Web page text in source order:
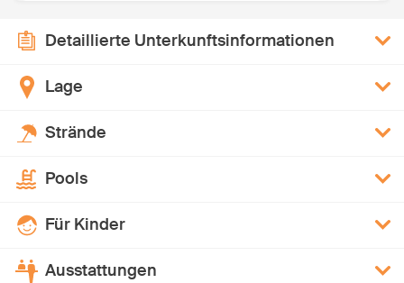
Detaillierte Unterkunftsinformationen
Lage
Strände
Pools
Für Kinder
Ausstattungen